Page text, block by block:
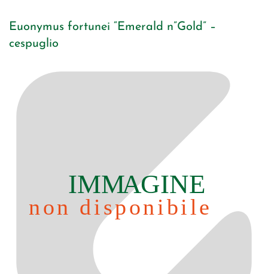
Euonymus fortunei “Emerald n”Gold” –
cespuglio